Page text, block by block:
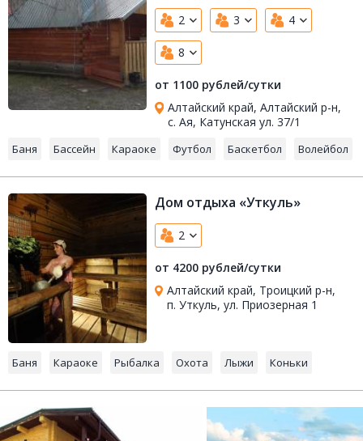
2 3 4
8
от 1100 рублей/сутки
Алтайский край, Алтайский р-н,
с. Ая, Катунская ул. 37/1
Баня Бассейн Караоке Футбол Баскетбол Волейбол
Дом отдыха «Уткуль»
2
от 4200 рублей/сутки
Алтайский край, Троицкий р-н,
п. Уткуль, ул. Приозерная 1
Баня Караоке Рыбалка Охота Лыжи Коньки